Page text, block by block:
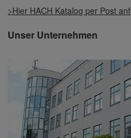
>Hier HACH Katalog per Post
Unser Unternehmen